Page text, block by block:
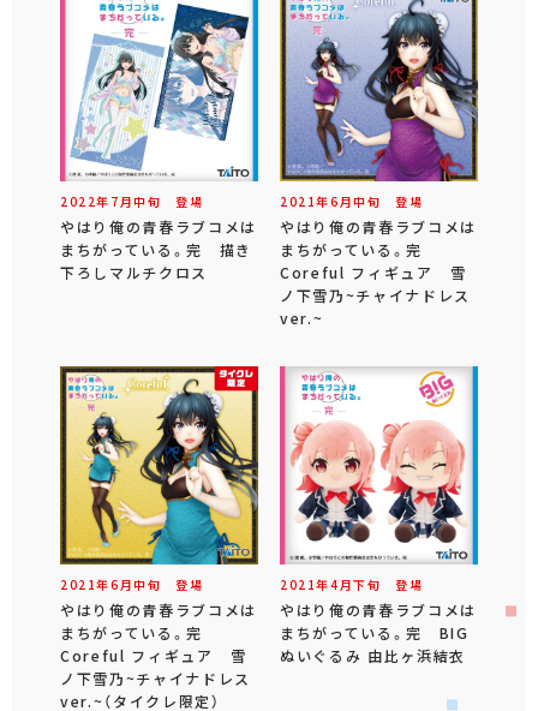
2022年 7 月中旬 登場
やはり俺の青春ラブコメは
まちがっている。完 描き
下ろしマルチクロス
2021年6 月中旬 登場
やはり俺の青春ラブコメは
まちがっている。完
Coreful フィギュア 雪
ノ下雪乃~チャイナドレス
ver.~
2021年6 月中旬 登場
やはり俺の青春ラブコメは
まちがっている。完
Coreful フィギュア 雪
ノ下雪乃~チャイナドレス
ver.~（タイクレ限定）
2021年4 月下旬 登場
やはり俺の青春ラブコメは
まちがっている。完 BIG
ぬいぐるみ 由比ヶ浜結衣